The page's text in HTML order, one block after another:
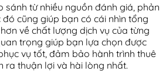
sánh từ nhiều nguồn đánh giá, phản
cũng giúp bạn có cái nhìn tổng
về chất lượng dịch vụ của từng
trọng giúp bạn lựa chọn được
vụ tốt, đảm bảo hành trình thuê
ra thuận lợi và hài lòng nhất.